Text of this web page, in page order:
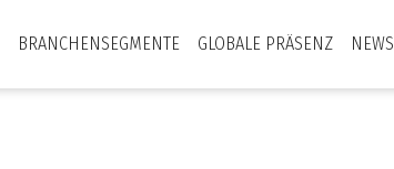
BRANCHENSEGMENTE GLOBALE PRÄSENZ NEWS